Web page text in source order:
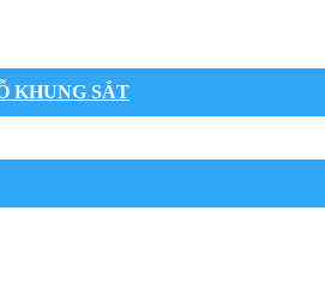
KHUNG SẮT